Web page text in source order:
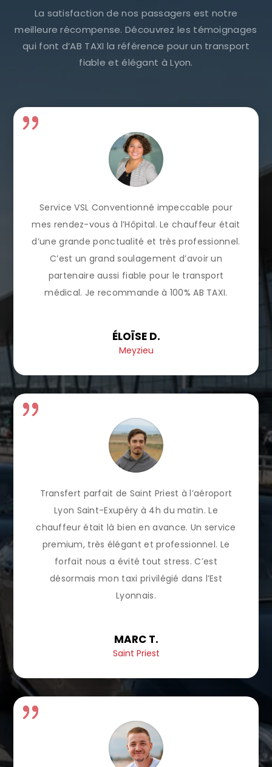
La satisfaction de nos passagers est notre
meilleure récompense. Découvrez les témoignages
qui font d’AB TAXI la référence pour un transport
fiable et élégant à Lyon.
Service VSL Conventionné impeccable pour
mes rendez-vous à l’Hôpital. Le chauffeur était
d’une grande ponctualité et très professionnel.
C’est un grand soulagement d’avoir un
partenaire aussi fiable pour le transport
médical. Je recommande à 100% AB TAXI.
ÉLOÏSE D.
Meyzieu
Transfert parfait de Saint Priest à l’aéroport
Lyon Saint-Exupéry à 4h du matin. Le
chauffeur était là bien en avance. Un service
premium, très élégant et professionnel. Le
forfait nous a évité tout stress. C’est
désormais mon taxi privilégié dans l’Est
Lyonnais.
MARC T.
Saint Priest